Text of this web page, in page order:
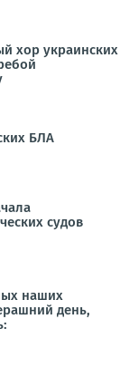
хор украинских
БЛА
судов
наших
день,